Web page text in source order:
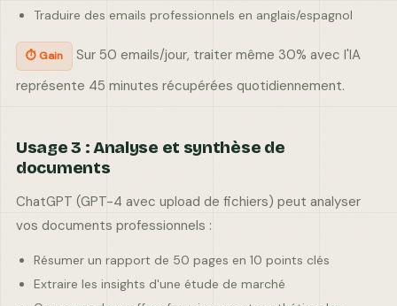
Traduire des emails professionnels en anglais/espagnol
⏱ Gain
Sur 50 emails/jour, traiter même 30% avec l'IA
représente 45 minutes récupérées quotidiennement.
Usage 3 : Analyse et synthèse de
documents
ChatGPT (GPT-4 avec upload de fichiers) peut analyser
vos documents professionnels :
Résumer un rapport de 50 pages en 10 points clés
Extraire les insights d'une étude de marché